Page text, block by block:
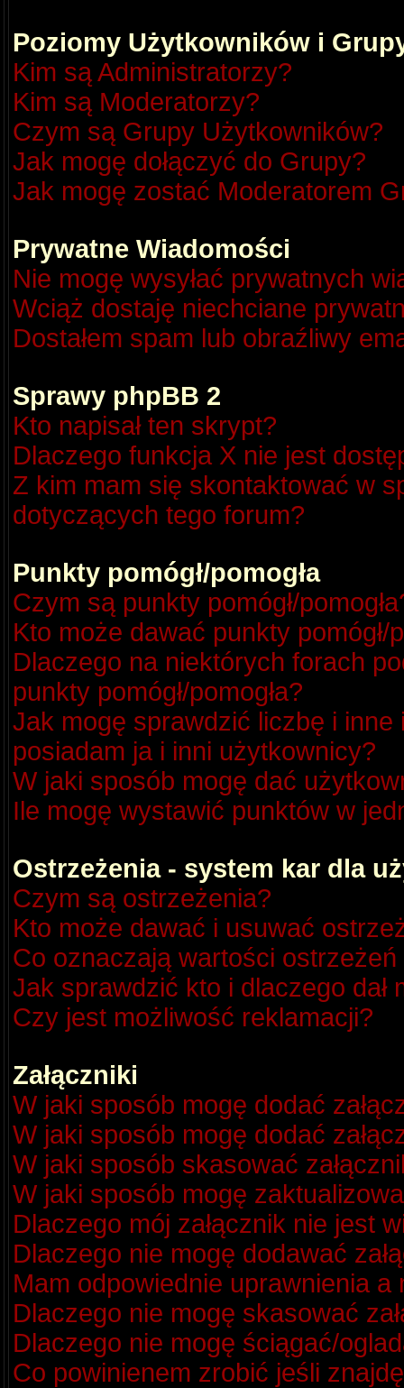
Poziomy Użytkowników i
Kim są Administratorzy?
Kim są Moderatorzy?
Czym są Grupy Użytkowników?
Jak mogę dołączyć do Grupy?
Jak mogę zostać Moderatorem
Prywatne Wiadomości
Nie mogę wysyłać prywatnych
Wciąż dostaję niechciane
Dostałem spam lub obraźliwy
Sprawy phpBB 2
Kto napisał ten skrypt?
Dlaczego funkcja X nie jest
Z kim mam się skontaktować w
dotyczących tego forum?
Punkty pomógł/pomogła
Czym są punkty pomógł/
Kto może dawać punkty pomógł/
Dlaczego na niektórych forach
punkty pomógł/pomogła?
Jak mogę sprawdzić liczbę i
posiadam ja i inni użytkownicy?
W jaki sposób mogę dać
Ile mogę wystawić punktów w
Ostrzeżenia - system kar dla
Czym są ostrzeżenia?
Kto może dawać i usuwać
Co oznaczają wartości
Jak sprawdzić kto i dlaczego dał
Czy jest możliwość reklamacji?
Załączniki
W jaki sposób mogę dodać
W jaki sposób mogę dodać
W jaki sposób skasować
W jaki sposób mogę
Dlaczego mój załącznik nie jest
Dlaczego nie mogę dodawać
Mam odpowiednie uprawnienia a
Dlaczego nie mogę skasować
Dlaczego nie mogę ściągać/
Co powinienem zrobić jeśli